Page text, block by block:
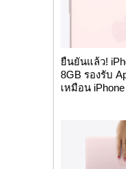
ยืนยันแล้ว!
8GB รองรับ
เหมือน iPhone